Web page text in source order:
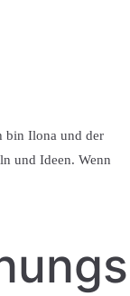
bin Ilona und der
und Ideen. Wenn